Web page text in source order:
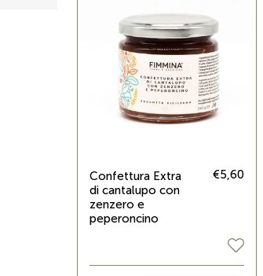
Confettura Extra
di cantalupo con
zenzero e
peperoncino
€5,60